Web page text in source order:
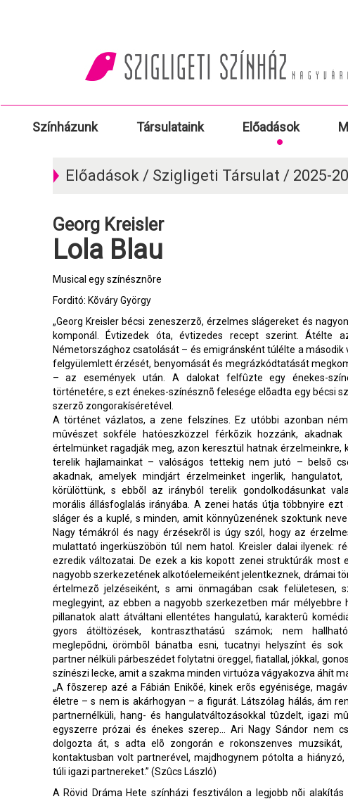
Színházunk Társulataink Előadások
Előadások / Szigligeti Társulat / 2025-
Georg Kreisler
Lola Blau
Musical egy színésznõre
Forditó: Kõváry György
„Georg Kreisler bécsi zeneszerzõ, érzelmes slágereket és
komponál. Évtizedek óta, évtizedes recept szerint. Átélte
Németországhoz csatolását – és emigránsként túlélte a második
felgyülemlett érzését, benyomását és megrázkódtatását
– az események után. A dalokat felfûzte egy énekes-
történetére, s ezt énekes-színésznõ felesége elõadta egy bécsi
szerzõ zongorakíséretével.
A történet vázlatos, a zene felszínes. Ez utóbbi azonban
mûvészet sokféle hatóeszközzel férkõzik hozzánk, akadnak
értelmünket ragadják meg, azon keresztül hatnak érzelmeinkre,
terelik hajlamainkat – valóságos tettekig nem jutó – belsõ
akadnak, amelyek mindjárt érzelmeinket ingerlik,
körülöttünk, s ebbõl az irányból terelik gondolkodásunkat
morális állásfoglalás irányába. A zenei hatás útja többnyire ezt
sláger és a kuplé, s minden, amit könnyûzenének szoktunk
Nagy témákról és nagy érzésekrõl is úgy szól, hogy az
mulattató ingerküszöbön túl nem hatol. Kreisler dalai ilyenek:
ezredik változatai. De ezek a kis kopott zenei struktúrák most
nagyobb szerkezetének alkotóelemeiként jelentkeznek, drámai
értelmezõ jelzéseiként, s ami önmagában csak felületesen,
meglegyint, az ebben a nagyobb szerkezetben már mélyebbre
pillanatok alatt átváltani ellentétes hangulatú, karakterû
gyors átöltözések, kontraszthatású számok; nem hallható
meglepõdni, örömbõl bánatba esni, tucatnyi helyszínt és
partner nélküli párbeszédet folytatni öreggel, fiatallal, jókkal,
színészi lecke, amit a szakma minden virtuóza vágyakozva áhít
„A fõszerep azé a Fábián Enikõé, kinek erõs egyénisége,
életre – s nem is akárhogyan – a figurát. Látszólag hálás, ám
partnernélküli, hang- és hangulatváltozásokkal tûzdelt, igazi
egyszerre prózai és énekes szerep… Ari Nagy Sándor nem
dolgozta át, s adta elõ zongorán e rokonszenves muzsikát,
kontaktusban volt partnerével, majdhogynem pótolta a
túli igazi partnereket.” (Szûcs László)
A Rövid Dráma Hete színházi fesztiválon a legjobb nõi alakítás